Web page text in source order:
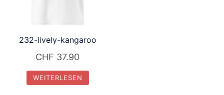
232-lively-kangaroo
CHF 37.90
WEITERLESEN